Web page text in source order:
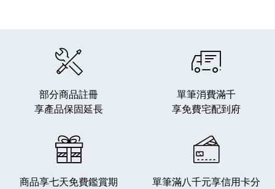
部分商品註冊
享產品保固延長
單筆消費滿千
享免費宅配到府
商品享七天免費鑑賞期
單筆滿八千元享信用卡分